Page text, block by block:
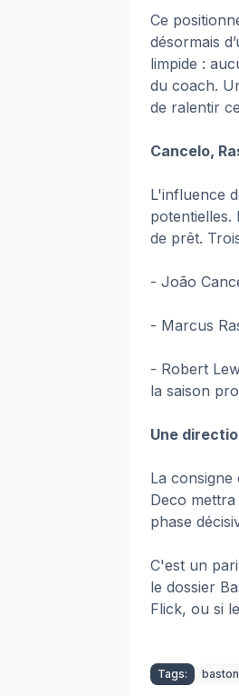
Ce
désormais
limpide :
du coach.
de ralentir
Cancelo,
L'influence
potentielles.
de prêt.
- João
- Marcus
- Robert
la saison
Une
La consigne
Deco
phase
C'est un
le dossier
Flick, ou si
Tags: